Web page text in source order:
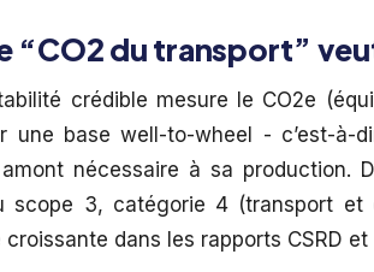
“CO2 du transport”
crédible mesure le CO2e
une base well-to-wheel - c’est-
amont nécessaire à sa production.
scope 3, catégorie 4 (transport et
croissante dans les rapports CSRD